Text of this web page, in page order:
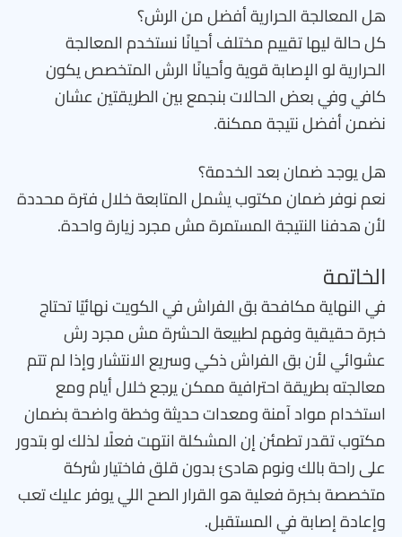
هل المعالجة الحرارية أفضل من الرش؟
كل حالة ليها تقييم مختلف أحيانًا نستخدم المعالجة
الحرارية لو الإصابة قوية وأحيانًا الرش المتخصص يكون
كافي وفي بعض الحالات بنجمع بين الطريقتين عشان
نضمن أفضل نتيجة ممكنة.
هل يوجد ضمان بعد الخدمة؟
نعم نوفر ضمان مكتوب يشمل المتابعة خلال فترة محددة
لأن هدفنا النتيجة المستمرة مش مجرد زيارة واحدة.
الخاتمة
في النهاية مكافحة بق الفراش في الكويت نهائيًا تحتاج
خبرة حقيقية وفهم لطبيعة الحشرة مش مجرد رش
عشوائي لأن بق الفراش ذكي وسريع الانتشار وإذا لم تتم
معالجته بطريقة احترافية ممكن يرجع خلال أيام ومع
استخدام مواد آمنة ومعدات حديثة وخطة واضحة بضمان
مكتوب تقدر تطمئن إن المشكلة انتهت فعلًا لذلك لو بتدور
على راحة بالك ونوم هادئ بدون قلق فاختيار شركة
متخصصة بخبرة فعلية هو القرار الصح اللي يوفر عليك تعب
وإعادة إصابة في المستقبل.